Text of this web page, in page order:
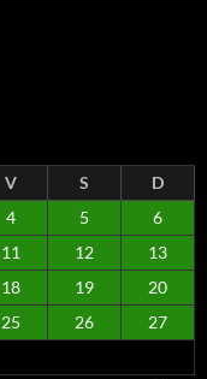
V S
D
4 5
6
11 12
13
18 19
20
25 26
27